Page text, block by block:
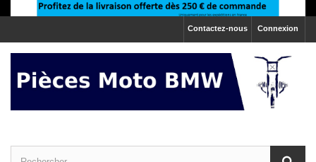
Connexion
Contactez-nous